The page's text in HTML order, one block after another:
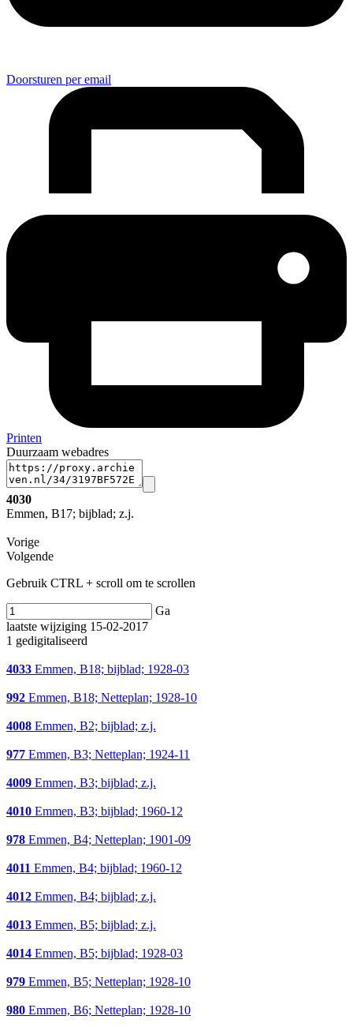
Doorsturen per email
Printen
Duurzaam webadres
4030
Emmen, B17; bijblad; z.j.
Vorige
Volgende
Gebruik CTRL + scroll om te scrollen
Ga
laatste wijziging 15-02-2017
1 gedigitaliseerd
4033 Emmen, B18; bijblad; 1928-03
992 Emmen, B18; Netteplan; 1928-10
4008 Emmen, B2; bijblad; z.j.
977 Emmen, B3; Netteplan; 1924-11
4009 Emmen, B3; bijblad; z.j.
4010 Emmen, B3; bijblad; 1960-12
978 Emmen, B4; Netteplan; 1901-09
4011 Emmen, B4; bijblad; 1960-12
4012 Emmen, B4; bijblad; z.j.
4013 Emmen, B5; bijblad; z.j.
4014 Emmen, B5; bijblad; 1928-03
979 Emmen, B5; Netteplan; 1928-10
980 Emmen, B6; Netteplan; 1928-10